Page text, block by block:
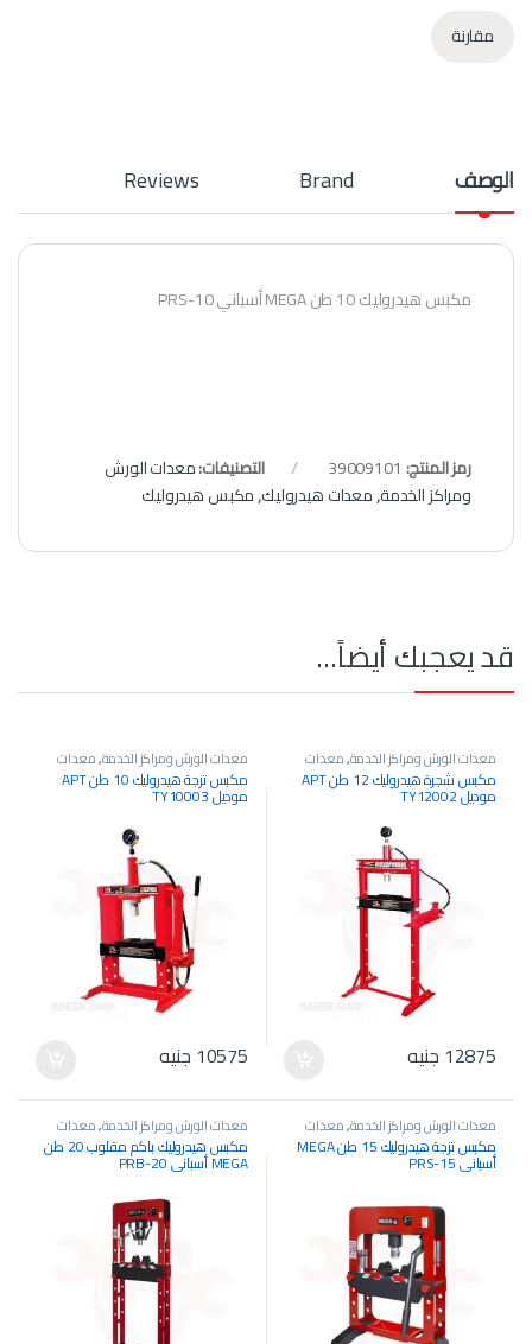
مقارنة
الوصف Brand
Reviews
مكبس هيدروليك 10 طن MEGA أسباني PRS-10
رمز المنتج: 39009101 التصنيفات:معدات الورش
ومراكز الخدمة,معدات هيدروليك,مكبس هيدروليك
قد يعجبك أيضاً…
معدات الورش ومراكز الخدمة,معدات
هيدروليك,مكبس هيدروليك مكبس شجرة هيدروليك 12 طن APT
موديل TY12002
12875 جنيه
معدات الورش ومراكز الخدمة,معدات
هيدروليك,مكبس هيدروليك مكبس تزجة هيدروليك 10 طن APT
موديل TY10003
10575 جنيه
معدات الورش ومراكز الخدمة,معدات
هيدروليك,مكبس هيدروليك مكبس تزجة هيدروليك 15 طن MEGA
أسباني PRS-15
معدات الورش ومراكز الخدمة,معدات
هيدروليك,مكبس هيدروليك مكبس هيدروليك باكم مقلوب 20 طن
MEGA أسباني PRB-20